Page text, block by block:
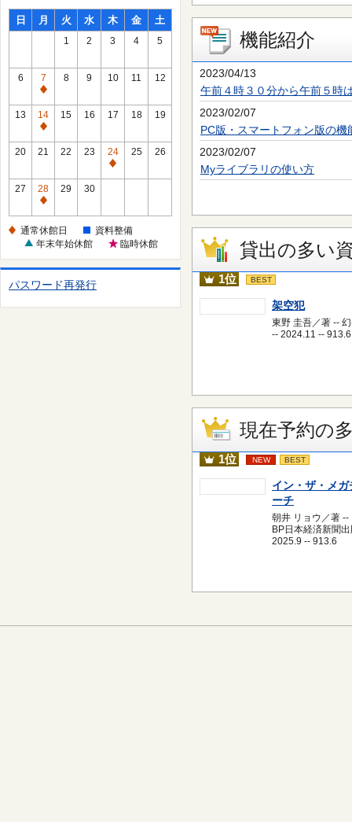
館
日
日 月 火 水 木 金 土
1 2 3 4 5
6
7
通
常
休
館
8 9 10 11 12
13
14
通
常
館
日
15 16 17 18 19
20 21 22 23
24
通
館
日
25 26
27
28
通
休
日
29 30
通常休館日
資料整備
年末年始休館
臨時休館
パスワード再発行
機能紹介
2023/04/13
午前４時３０分から午前５時
2023/02/07
PC版・スマートフォン版の機
2023/02/07
Myライブラリの使い方
貸出の多い
1位 BEST
架空犯
東野 圭吾／著 --
-- 2024.11 -- 913.6
現在予約の
1位 NEW BEST
イン・ザ・メガ
ーチ
朝井 リョウ／著 --
BP日本経済新聞
2025.9 -- 913.6